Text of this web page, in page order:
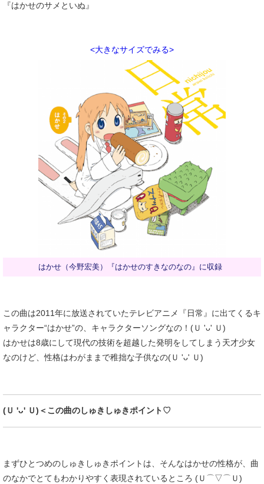
『はかせのサメといぬ』
<大きなサイズでみる>
はかせ（今野宏美）『はかせのすきなのなの』に収録
この曲は2011年に放送されていたテレビアニメ『日常』に出てくるキ
ャラクター“はかせ”の、キャラクターソングなの！(Ｕ 'ᴗ' Ｕ)
はかせは8歳にして現代の技術を超越した発明をしてしまう天才少女
なのけど、性格はわがままで稚拙な子供なの(Ｕ 'ᴗ' Ｕ)
(Ｕ 'ᴗ' Ｕ)＜この曲のしゅきしゅきポイント♡
まずひとつめのしゅきしゅきポイントは、そんなはかせの性格が、曲
のなかでとてもわかりやすく表現されているところ (Ｕ⌒▽⌒Ｕ)